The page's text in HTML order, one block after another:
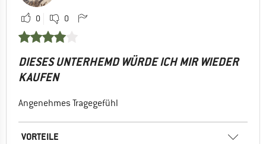
0 0
DIESES UNTERHEMD WÜRDE ICH MIR WIEDER
KAUFEN
Angenehmes Tragegefühl
VORTEILE